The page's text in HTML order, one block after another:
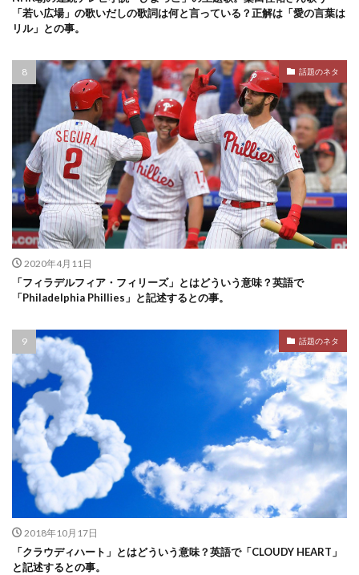
「若い広場」の歌いだしの歌詞は何と言っている？正解は「愛の言葉は
リル」との事。
話題のネタ
2020年4月11日
「フィラデルフィア・フィリーズ」とはどういう意味？英語で
「Philadelphia Phillies」と記述するとの事。
話題のネタ
2018年10月17日
「クラウディハート」とはどういう意味？英語で「CLOUDY HEART」
と記述するとの事。